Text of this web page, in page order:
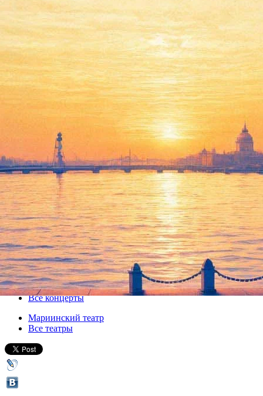
«Конек-горбунок», балет
Родиона Щедрина
04 января 2013, пятница-05 января 2013, суббота
Версия для печати
Все концерты
Мариинский театр
Все театры